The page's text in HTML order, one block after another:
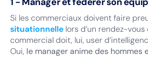
Si les commerciaux doivent faire
situationnelle lors d’un rendez-
commercial doit, lui, user
Oui, le manager anime des hommes